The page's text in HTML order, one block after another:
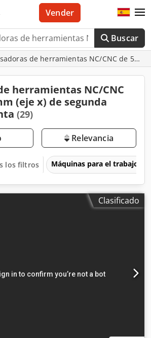
Buscar
Vender
de herramientas NC/CNC de 500-
herramientas NC/CNC
(eje x) de segunda
(29)
Relevancia
los filtros Máquinas para el trabajo
Clasificado